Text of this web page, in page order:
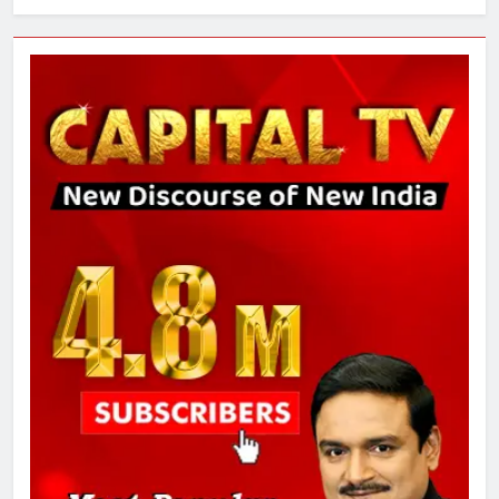
7
चुनाव से पहले लालू परिवार पर बड़ा झटका,
दिल्ली कोर्ट ने IRCTC घोटाले में आरोप
तय किए
8
सुप्रीम कोर्ट ने राहुल गांधी के ‘वोट चोरी’
मां को गाली पर कोर्ट का समन जारी
1
अमर शहीद ठाकुर रोशन सिंह के नाम पर
स्वरूप रानी नेहरू चिकित्सालय का
नामकरण करने की मांग को लेकर
अनिश्चितकालीन धरना शुरू